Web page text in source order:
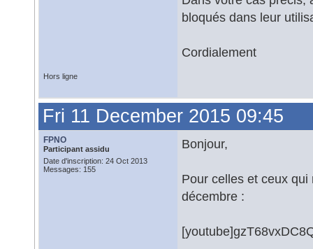
bloqués dans leur
Cordialement
Hors ligne
Fri 11 December 2015 09:45
FPNO
Participant assidu
Date d'inscription: 24 Oct 2013
Messages: 155
Bonjour,
Pour celles et ceux
décembre :